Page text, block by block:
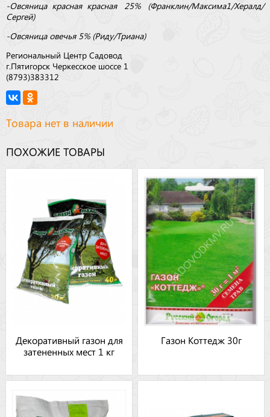
-Овсяница красная красная 25% (Франклин/Максима1/Хералд/
Сергей)
-Овсяница овечья 5% (Риду/Триана)
Региональный Центр Садовод
г.Пятигорск Черкесское шоссе 1
(8793)383312
Товара нет в наличии
ПОХОЖИЕ ТОВАРЫ
Декоративный газон для
затененных мест 1 кг
Газон Коттедж 30г